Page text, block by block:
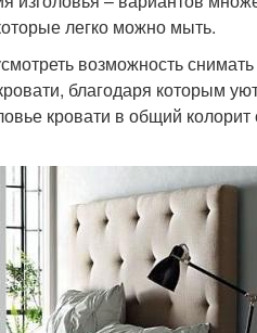
легко можно мыть.
возможность снимать
благодаря которым
кровати в общий колорит